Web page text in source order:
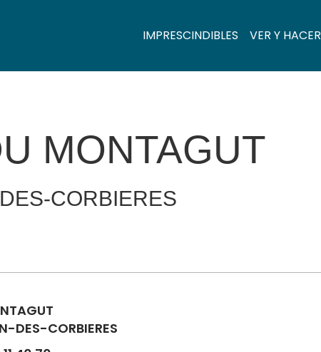
IMPRESCINDIBLES VER Y HACER
MONTAGUT
CORBIERES
DES-CORBIERES